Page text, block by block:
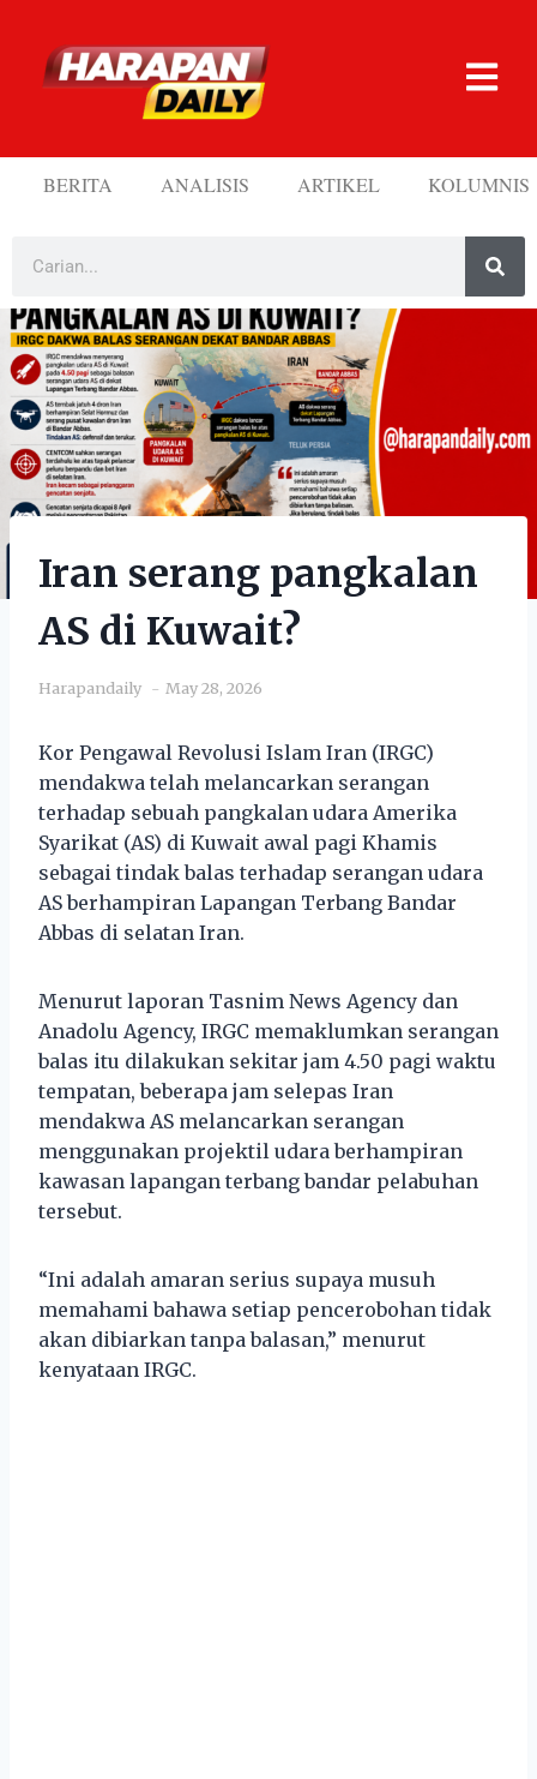
BERITA ANALISIS ARTIKEL KOLUMNIS
Iran serang pangkalan
AS di Kuwait?
Harapandaily May 28, 2026
Kor Pengawal Revolusi Islam Iran (IRGC)
mendakwa telah melancarkan serangan
terhadap sebuah pangkalan udara Amerika
Syarikat (AS) di Kuwait awal pagi Khamis
sebagai tindak balas terhadap serangan udara
AS berhampiran Lapangan Terbang Bandar
Abbas di selatan Iran.
Menurut laporan Tasnim News Agency dan
Anadolu Agency, IRGC memaklumkan serangan
balas itu dilakukan sekitar jam 4.50 pagi waktu
tempatan, beberapa jam selepas Iran
mendakwa AS melancarkan serangan
menggunakan projektil udara berhampiran
kawasan lapangan terbang bandar pelabuhan
tersebut.
“Ini adalah amaran serius supaya musuh
memahami bahawa setiap pencerobohan tidak
akan dibiarkan tanpa balasan,” menurut
kenyataan IRGC.